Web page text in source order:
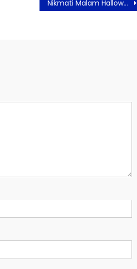
Nikmati Malam Halloween Bertabur Hidangan dan Hiburan Seru di Hotel Santika Premiere Hayam Wuruk Jakarta